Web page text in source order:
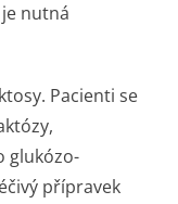
nutná
Pacienti se
glukózo-
přípravek